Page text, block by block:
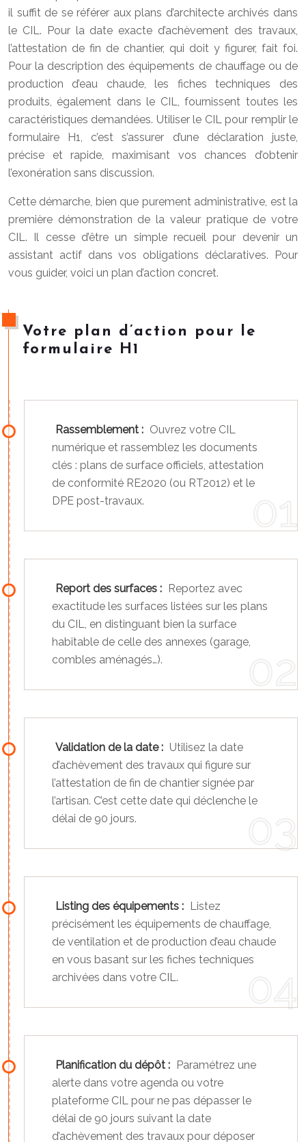
il suffit de se référer aux plans d’architecte archivés dans
le CIL. Pour la date exacte d’achèvement des travaux,
l’attestation de fin de chantier, qui doit y figurer, fait foi.
Pour la description des équipements de chauffage ou de
production d’eau chaude, les fiches techniques des
produits, également dans le CIL, fournissent toutes les
caractéristiques demandées. Utiliser le CIL pour remplir le
formulaire H1, c’est s’assurer d’une déclaration juste,
précise et rapide, maximisant vos chances d’obtenir
l’exonération sans discussion.
Cette démarche, bien que purement administrative, est la
première démonstration de la valeur pratique de votre
CIL. Il cesse d’être un simple recueil pour devenir un
assistant actif dans vos obligations déclaratives. Pour
vous guider, voici un plan d’action concret.
Votre plan d’action pour le
formulaire H1
Rassemblement : Ouvrez votre CIL
numérique et rassemblez les documents
clés : plans de surface officiels, attestation
de conformité RE2020 (ou RT2012) et le
DPE post-travaux.
Report des surfaces : Reportez avec
exactitude les surfaces listées sur les plans
du CIL, en distinguant bien la surface
habitable de celle des annexes (garage,
combles aménagés…).
Validation de la date : Utilisez la date
d’achèvement des travaux qui figure sur
l’attestation de fin de chantier signée par
l’artisan. C’est cette date qui déclenche le
délai de 90 jours.
Listing des équipements : Listez
précisément les équipements de chauffage,
de ventilation et de production d’eau chaude
en vous basant sur les fiches techniques
archivées dans votre CIL.
Planification du dépôt : Paramétrez une
alerte dans votre agenda ou votre
plateforme CIL pour ne pas dépasser le
délai de 90 jours suivant la date
d’achèvement des travaux pour déposer